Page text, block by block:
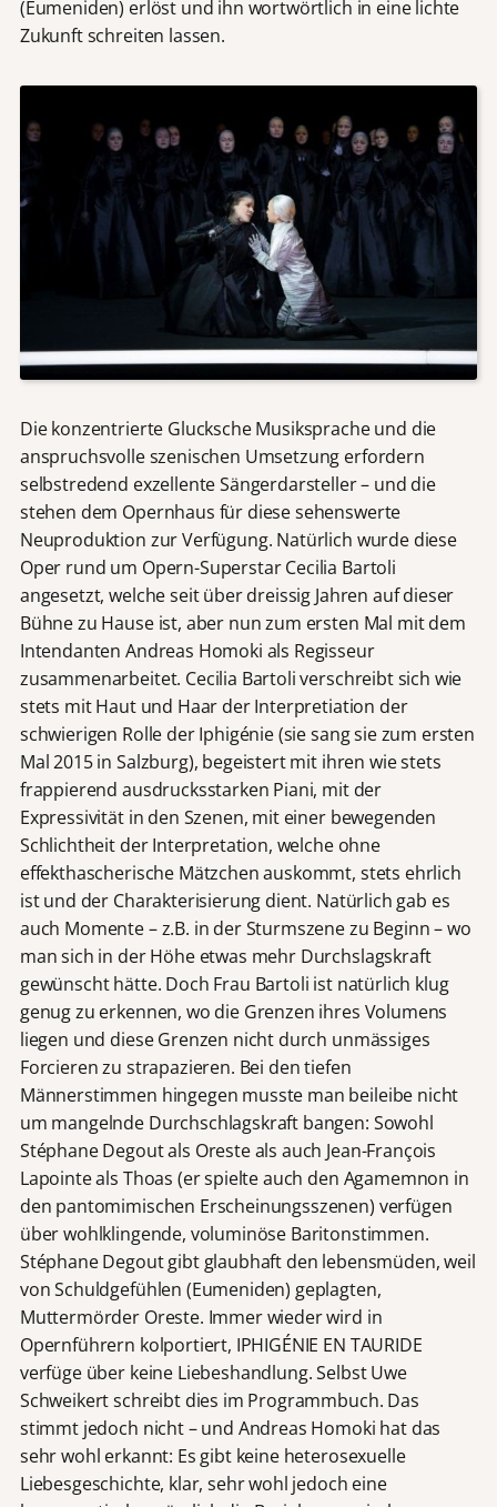
(Eumeniden) erlöst und ihn wortwörtlich in eine lichte
Zukunft schreiten lassen.
Die konzentrierte Glucksche Musiksprache und die
anspruchsvolle szenischen Umsetzung erfordern
selbstredend exzellente Sängerdarsteller – und die
stehen dem Opernhaus für diese sehenswerte
Neuproduktion zur Verfügung. Natürlich wurde diese
Oper rund um Opern-Superstar Cecilia Bartoli
angesetzt, welche seit über dreissig Jahren auf dieser
Bühne zu Hause ist, aber nun zum ersten Mal mit dem
Intendanten Andreas Homoki als Regisseur
zusammenarbeitet. Cecilia Bartoli verschreibt sich wie
stets mit Haut und Haar der Interpretiation der
schwierigen Rolle der Iphigénie (sie sang sie zum ersten
Mal 2015 in Salzburg), begeistert mit ihren wie stets
frappierend ausdrucksstarken Piani, mit der
Expressivität in den Szenen, mit einer bewegenden
Schlichtheit der Interpretation, welche ohne
effekthascherische Mätzchen auskommt, stets ehrlich
ist und der Charakterisierung dient. Natürlich gab es
auch Momente – z.B. in der Sturmszene zu Beginn – wo
man sich in der Höhe etwas mehr Durchslagskraft
gewünscht hätte. Doch Frau Bartoli ist natürlich klug
genug zu erkennen, wo die Grenzen ihres Volumens
liegen und diese Grenzen nicht durch unmässiges
Forcieren zu strapazieren. Bei den tiefen
Männerstimmen hingegen musste man beileibe nicht
um mangelnde Durchschlagskraft bangen: Sowohl
Stéphane Degout als Oreste als auch Jean-François
Lapointe als Thoas (er spielte auch den Agamemnon in
den pantomimischen Erscheinungsszenen) verfügen
über wohlklingende, voluminöse Baritonstimmen.
Stéphane Degout gibt glaubhaft den lebensmüden, weil
von Schuldgefühlen (Eumeniden) geplagten,
Muttermörder Oreste. Immer wieder wird in
Opernführern kolportiert, IPHIGÉNIE EN TAURIDE
verfüge über keine Liebeshandlung. Selbst Uwe
Schweikert schreibt dies im Programmbuch. Das
stimmt jedoch nicht – und Andreas Homoki hat das
sehr wohl erkannt: Es gibt keine heterosexuelle
Liebesgeschichte, klar, sehr wohl jedoch eine